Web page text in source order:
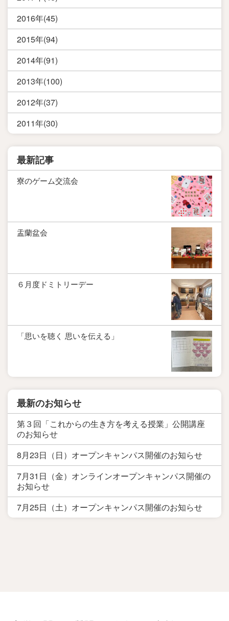
2016年(45)
2015年(94)
2014年(91)
2013年(100)
2012年(37)
2011年(30)
最新記事
寮のゲーム交流会
盂蘭盆会
６月度ドミトリーデー
「思いを聴く 思いを伝える」
最新のお知らせ
第３回「これからの生き方を考える授業」公開講座
のお知らせ
8月23日（日）オープンキャンパス開催のお知らせ
7月31日（金）オンラインオープンキャンパス開催の
お知らせ
7月25日（土）オープンキャンパス開催のお知らせ